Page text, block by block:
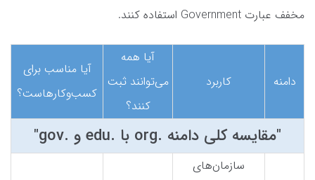
مخفف عبارت Government استفاده کنند.
دامنه کاربرد
آیا همه
می‌توانند ثبت
کنند؟
آیا مناسب برای
کسب‌وکارهاست؟
"مقایسه کلی دامنه .org با .edu و .gov"
سازمان‌های